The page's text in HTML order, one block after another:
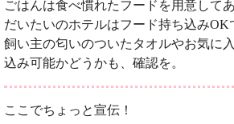
ごはんは食べ慣れたフードを用意して
だいたいのホテルはフード持ち込みOK
飼い主の匂いのついたタオルやお気に
込み可能かどうかも、確認を。
ここでちょっと宣伝！